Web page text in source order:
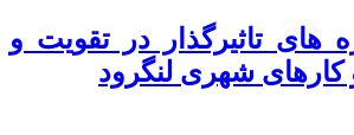
های تاثیرگذار در تقویت و
شهری لنگرود